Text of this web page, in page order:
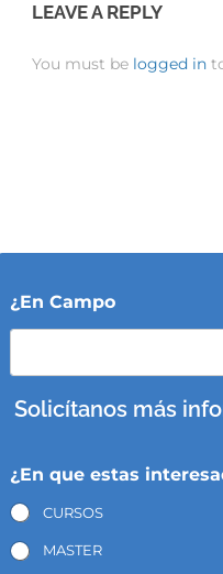
LEAVE A REPLY
You must be logged in
¿En Campo
Solicítanos más
¿En que estas
CURSOS
MASTER